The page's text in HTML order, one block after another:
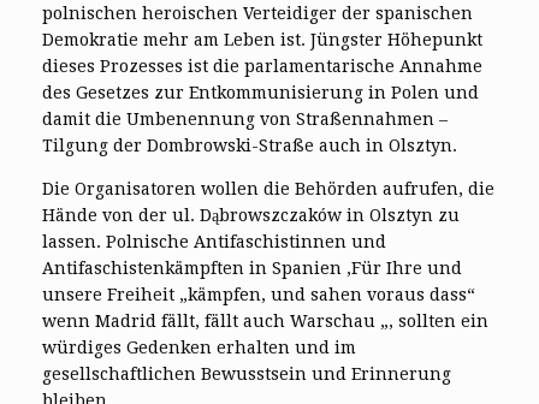
polnischen heroischen Verteidiger der spanischen
Demokratie mehr am Leben ist. Jüngster Höhepunkt
dieses Prozesses ist die parlamentarische Annahme
des Gesetzes zur Entkommunisierung in Polen und
damit die Umbenennung von Straßennahmen –
Tilgung der Dombrowski-Straße auch in Olsztyn.
Die Organisatoren wollen die Behörden aufrufen, die
Hände von der ul. Dąbrowszczaków in Olsztyn zu
lassen. Polnische Antifaschistinnen und
Antifaschistenkämpften in Spanien ‚Für Ihre und
unsere Freiheit „kämpfen, und sahen voraus dass“
wenn Madrid fällt, fällt auch Warschau „, sollten ein
würdiges Gedenken erhalten und im
gesellschaftlichen Bewusstsein und Erinnerung